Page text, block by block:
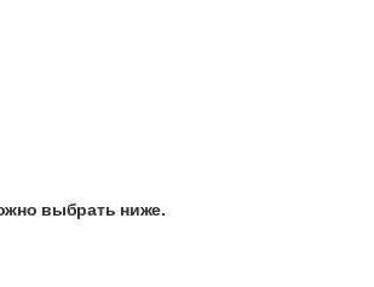
выбрать ниже.